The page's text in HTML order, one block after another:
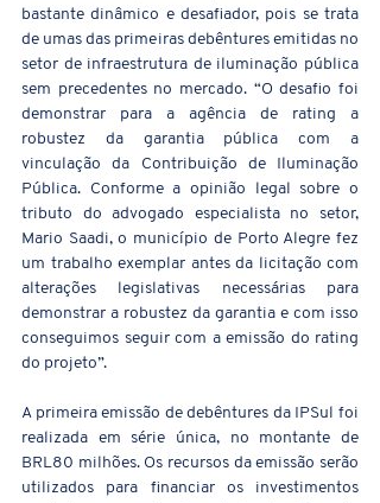
bastante dinâmico e desafiador, pois se trata
de umas das primeiras debêntures emitidas no
setor de infraestrutura de iluminação pública
sem precedentes no mercado. “O desafio foi
demonstrar para a agência de rating a
robustez da garantia pública com a
vinculação da Contribuição de Iluminação
Pública. Conforme a opinião legal sobre o
tributo do advogado especialista no setor,
Mario Saadi, o município de Porto Alegre fez
um trabalho exemplar antes da licitação com
alterações legislativas necessárias para
demonstrar a robustez da garantia e com isso
conseguimos seguir com a emissão do rating
do projeto”.
A primeira emissão de debêntures da IPSul foi
realizada em série única, no montante de
BRL80 milhões. Os recursos da emissão serão
utilizados para financiar os investimentos